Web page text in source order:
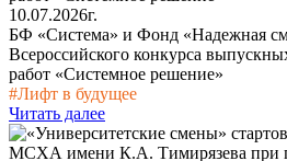
10.07.2026г.
БФ «Система» и Фонд «Надежная
Всероссийского конкурса
работ «Системное решение»
#Лифт в будущее
Читать далее